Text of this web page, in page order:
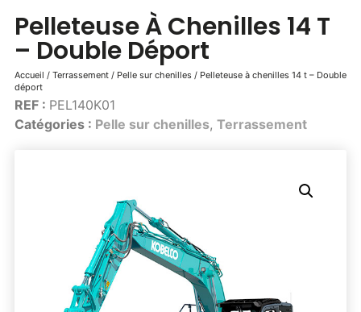
Créer et entretenir les espaces verts
Manutention – levage
Transport et manutention de marchandises
Travail en hauteur
Nacelles, plateformes, échafaudage …
Rouleau, plaque-vibrante, …
Groupe électrogène, outillage pneumatique, …
Installation provisoire
Organiser votre chantier
Pelleteuse À Chenilles 14 T
– Double Déport
Accueil / Terrassement/ Pelle sur chenilles/ Pelleteuse à chenilles 14 t – Double
déport
REF : PEL140K01
Catégories : Pelle sur chenilles, Terrassement